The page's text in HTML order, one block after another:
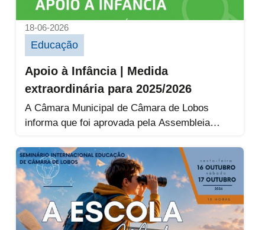
18-06-2026
Educação
Apoio à Infância | Medida
extraordinária para 2025/2026
A Câmara Municipal de Câmara de Lobos
informa que foi aprovada pela Assembleia
Inscrições | Seminário Internacional de